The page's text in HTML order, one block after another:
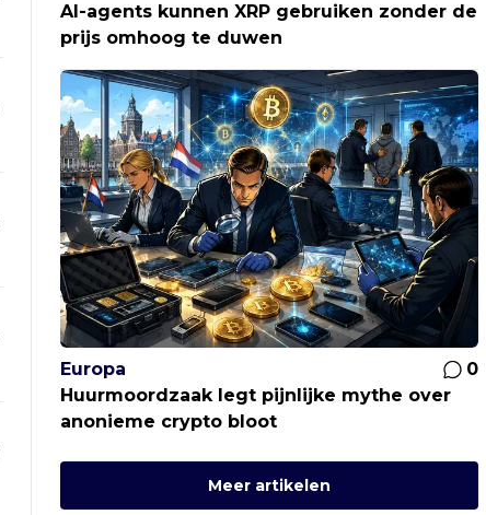
AI-agents kunnen XRP gebruiken zonder de
prijs omhoog te duwen
Europa
0
Huurmoordzaak legt pijnlijke mythe over
anonieme crypto bloot
Meer artikelen